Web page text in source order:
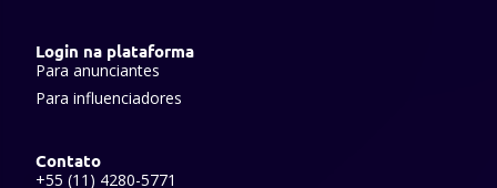
Login na plataforma
Para anunciantes
Para influenciadores
Contato
+55 (11) 4280-5771